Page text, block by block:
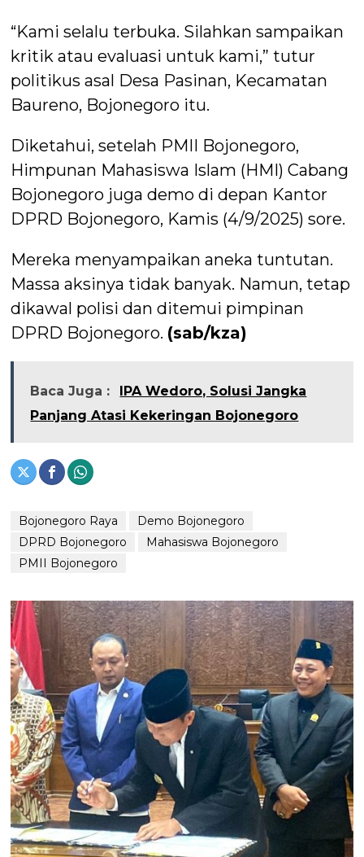
“Kami selalu terbuka. Silahkan sampaikan
kritik atau evaluasi untuk kami,” tutur
politikus asal Desa Pasinan, Kecamatan
Baureno, Bojonegoro itu.
Diketahui, setelah PMII Bojonegoro,
Himpunan Mahasiswa Islam (HMI) Cabang
Bojonegoro juga demo di depan Kantor
DPRD Bojonegoro, Kamis (4/9/2025) sore.
Mereka menyampaikan aneka tuntutan.
Massa aksinya tidak banyak. Namun, tetap
dikawal polisi dan ditemui pimpinan
DPRD Bojonegoro. (sab/kza)
Baca Juga :
IPA Wedoro, Solusi Jangka
Panjang Atasi Kekeringan Bojonegoro
Bojonegoro Raya
Demo Bojonegoro
DPRD Bojonegoro
Mahasiswa Bojonegoro
PMII Bojonegoro